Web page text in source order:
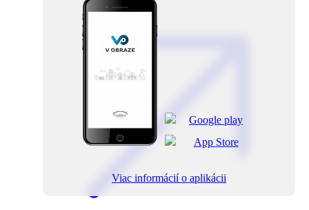
Viac informácií o aplikácii